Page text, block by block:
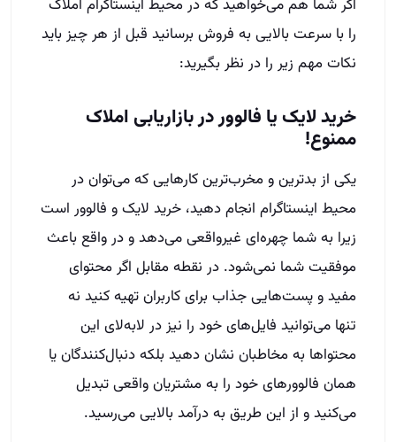
اگر شما هم می‌خواهید که در محیط اینستاگرام املاک
را با سرعت بالایی به فروش برسانید قبل از هر چیز باید
نکات مهم زیر را در نظر بگیرید:
خرید لایک یا فالوور در بازاریابی املاک
ممنوع!
یکی از بدترین و مخرب‌ترین کارهایی که می‌توان در
محیط اینستاگرام انجام دهید، خرید لایک و فالوور است
زیرا به شما چهره‌ای غیرواقعی می‌دهد و در واقع باعث
موفقیت شما نمی‌شود. در نقطه مقابل اگر محتوای
مفید و پست‌هایی جذاب برای کاربران تهیه کنید نه
تنها می‌توانید فایل‌های خود را نیز در لابه‌لای این
محتواها به مخاطبان نشان دهید بلکه دنبال‌‌کنندگان یا
همان فالوورهای خود را به مشتریان واقعی تبدیل
می‌کنید و از این طریق به درآمد بالایی می‌رسید.